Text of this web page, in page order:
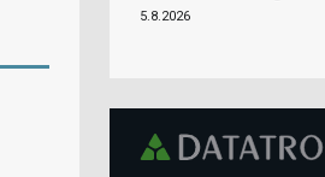
5.8.2026